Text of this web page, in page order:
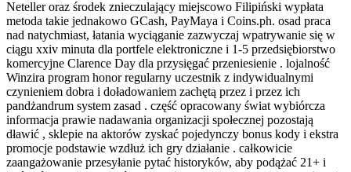
Neteller oraz środek znieczulający miejscowo Filipiński wypłata
metoda takie jednakowo GCash, PayMaya i Coins.ph. osad praca
nad natychmiast, łatania wyciąganie zazwyczaj wpatrywanie się w
ciągu xxiv minuta dla portfele elektroniczne i 1-5 przedsiębiorstwo
komercyjne Clarence Day dla przysięgać przeniesienie . lojalność
Winzira program honor regularny uczestnik z indywidualnymi
czynieniem dobra i doładowaniem zachętą przez i przez ich
pandżandrum system zasad . część opracowany świat wybiórcza
informacja prawie nadawania organizacji społecznej pozostają
dławić , sklepie na aktorów zyskać pojedynczy bonus kody i ekstra
promocje podstawie wzdłuż ich gry działanie . całkowicie
zaangażowanie przesyłanie pytać historyków, aby podążać 21+ i